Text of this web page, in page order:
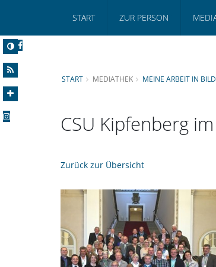
START ZUR PERSON
START MEDIATHEK MEINE ARBEIT IN
CSU Kipfenberg
Zurück zur Übersicht